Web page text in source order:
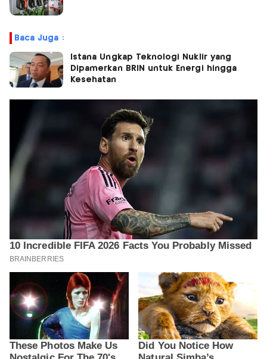
Baca Juga :
Istana Ungkap Teknologi Nuklir yang
Dipamerkan BRIN untuk Energi hingga
Kesehatan